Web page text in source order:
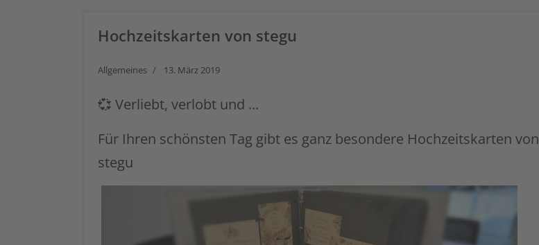
Hochzeitskarten von stegu
Allgemeines 13. März 2019
💞 Verliebt, verlobt und ...
Für Ihren schönsten Tag gibt es ganz besondere Hochzeitskarten von
stegu